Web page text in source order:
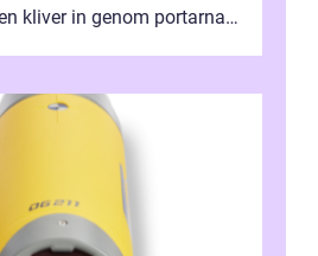
kliver in genom portarna